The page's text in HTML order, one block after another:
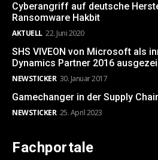
Cyberangriff auf deutsche
Ransomware Hakbit
AKTUELL 22. Juni 2020
SHS VIVEON von Microsoft als
Dynamics Partner 2016
NEWSTICKER 30. Januar 2017
Gamechanger in der Supply
NEWSTICKER 25. April 2023
Fachportale